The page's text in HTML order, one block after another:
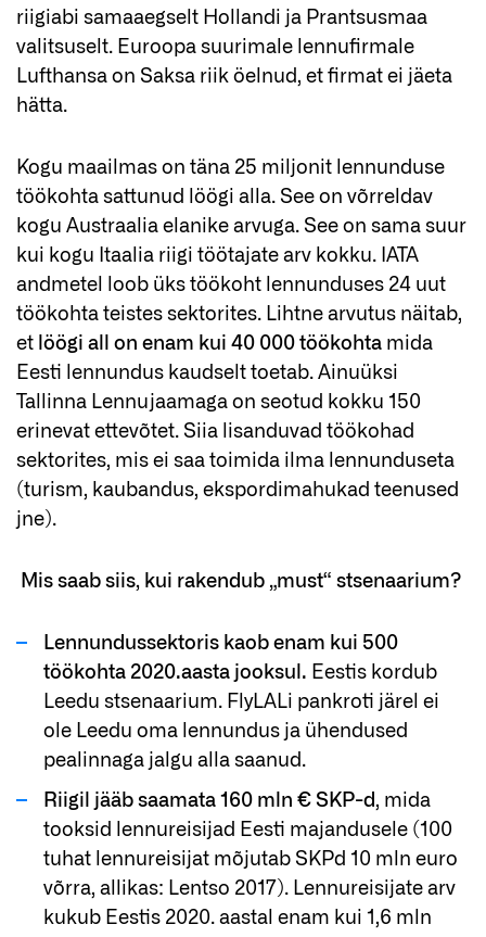
riigiabi samaaegselt Hollandi ja Prantsusmaa
valitsuselt. Euroopa suurimale lennufirmale
Lufthansa on Saksa riik öelnud, et firmat ei jäeta
hätta.
Kogu maailmas on täna 25 miljonit lennunduse
töökohta sattunud löögi alla. See on võrreldav
kogu Austraalia elanike arvuga. See on sama suur
kui kogu Itaalia riigi töötajate arv kokku. IATA
andmetel loob üks töökoht lennunduses 24 uut
töökohta teistes sektorites. Lihtne arvutus näitab,
et löögi all on enam kui 40 000 töökohta mida
Eesti lennundus kaudselt toetab. Ainuüksi
Tallinna Lennujaamaga on seotud kokku 150
erinevat ettevõtet. Siia lisanduvad töökohad
sektorites, mis ei saa toimida ilma lennunduseta
(turism, kaubandus, ekspordimahukad teenused
jne).
Mis saab siis, kui rakendub „must“ stsenaarium?
Lennundussektoris kaob enam kui 500
töökohta 2020.aasta jooksul. Eestis kordub
Leedu stsenaarium. FlyLALi pankroti järel ei
ole Leedu oma lennundus ja ühendused
pealinnaga jalgu alla saanud.
Riigil jääb saamata 160 mln € SKP-d, mida
tooksid lennureisijad Eesti majandusele (100
tuhat lennureisijat mõjutab SKPd 10 mln euro
võrra, allikas: Lentso 2017). Lennureisijate arv
kukub Eestis 2020. aastal enam kui 1,6 mln